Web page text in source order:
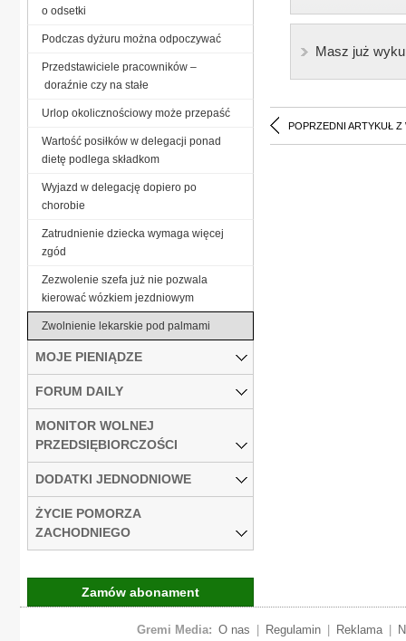
Masz już
POPRZEDNI ARTYKUŁ Z
o odsetki
Podczas dyżuru można odpoczywać
Przedstawiciele pracowników –
doraźnie czy na stałe
Urlop okolicznościowy może przepaść
Wartość posiłków w delegacji ponad
dietę podlega składkom
Wyjazd w delegację dopiero po
chorobie
Zatrudnienie dziecka wymaga więcej
zgód
Zezwolenie szefa już nie pozwala
kierować wózkiem jezdniowym
Zwolnienie lekarskie pod palmami
MOJE PIENIĄDZE
FORUM DAILY
MONITOR WOLNEJ
PRZEDSIĘBIORCZOŚCI
DODATKI JEDNODNIOWE
ŻYCIE POMORZA
ZACHODNIEGO
Zamów abonament
Gremi Media: O nas Regulamin Reklama